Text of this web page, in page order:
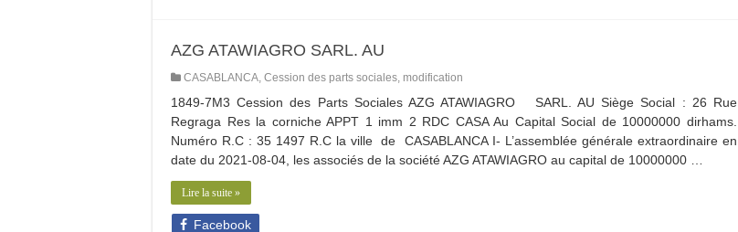
AZG ATAWIAGRO SARL. AU
CASABLANCA, Cession des parts sociales, modification
1849-7M3 Cession des Parts Sociales AZG ATAWIAGRO SARL. AU Siège Social : 26 Rue
Regraga Res la corniche APPT 1 imm 2 RDC CASA Au Capital Social de 10000000 dirhams.
Numéro R.C : 35 1497 R.C la ville de CASABLANCA I- L’assemblée générale extraordinaire en
date du 2021-08-04, les associés de la société AZG ATAWIAGRO au capital de 10000000 …
Lire la suite »
Facebook